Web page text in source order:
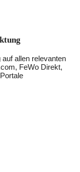
allen relevanten
FeWo Direkt,